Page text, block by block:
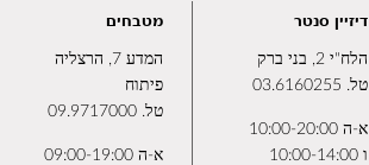
דיזיין סנטר
הלח"י 2, בני ברק
טל. 03.6160255
א-ה 10:00-20:00
ו 10:00-14:00
מטבחים
המדע 7, הרצליה
פיתוח
טל.09.9717000
א-ה 09:00-19:00